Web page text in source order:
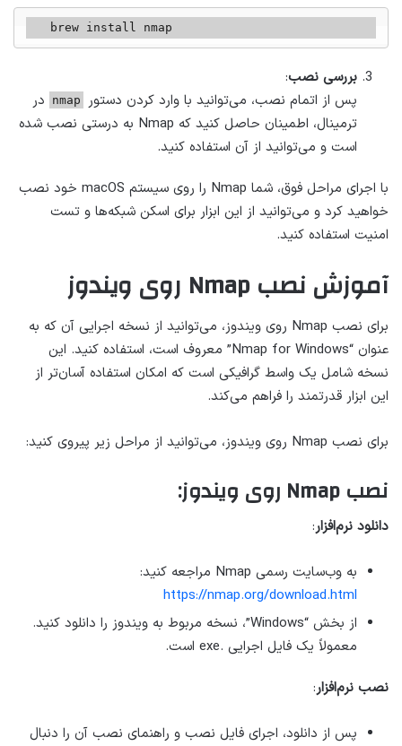
   brew install nmap
بررسی نصب:
پس از اتمام نصب، می‌توانید با وارد کردن دستور
nmap
در
ترمینال، اطمینان حاصل کنید که Nmap به درستی نصب شده
است و می‌توانید از آن استفاده کنید.
با اجرای مراحل فوق، شما Nmap را روی سیستم macOS خود نصب
خواهید کرد و می‌توانید از این ابزار برای اسکن شبکه‌ها و تست
امنیت استفاده کنید.
آموزش نصب Nmap روی ویندوز
برای نصب Nmap روی ویندوز، می‌توانید از نسخه اجرایی آن که به
عنوان “Nmap for Windows” معروف است، استفاده کنید. این
نسخه شامل یک واسط گرافیکی است که امکان استفاده آسان‌تر از
این ابزار قدرتمند را فراهم می‌کند.
برای نصب Nmap روی ویندوز، می‌توانید از مراحل زیر پیروی کنید:
نصب Nmap روی ویندوز:
دانلود نرم‌افزار:
به وب‌سایت رسمی Nmap مراجعه کنید:
https://nmap.org/download.html
از بخش “Windows”، نسخه مربوط به ویندوز را دانلود کنید.
معمولاً یک فایل اجرایی .exe است.
نصب نرم‌افزار:
پس از دانلود، اجرای فایل نصب و راهنمای نصب آن را دنبال